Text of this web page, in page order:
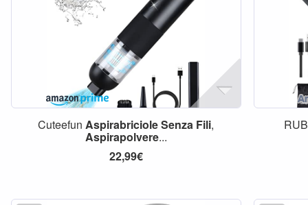
CuteefunAspirabricioleSenza Fili,
Aspirapolvere...
22,99€